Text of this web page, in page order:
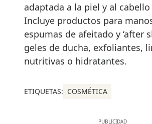
adaptada a la piel y al
Incluye productos para
espumas de afeitado y ‘after
geles de ducha, exfoliantes,
nutritivas o hidratantes.
ETIQUETAS: COSMÉTICA